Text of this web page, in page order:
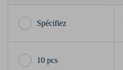
10 pcs